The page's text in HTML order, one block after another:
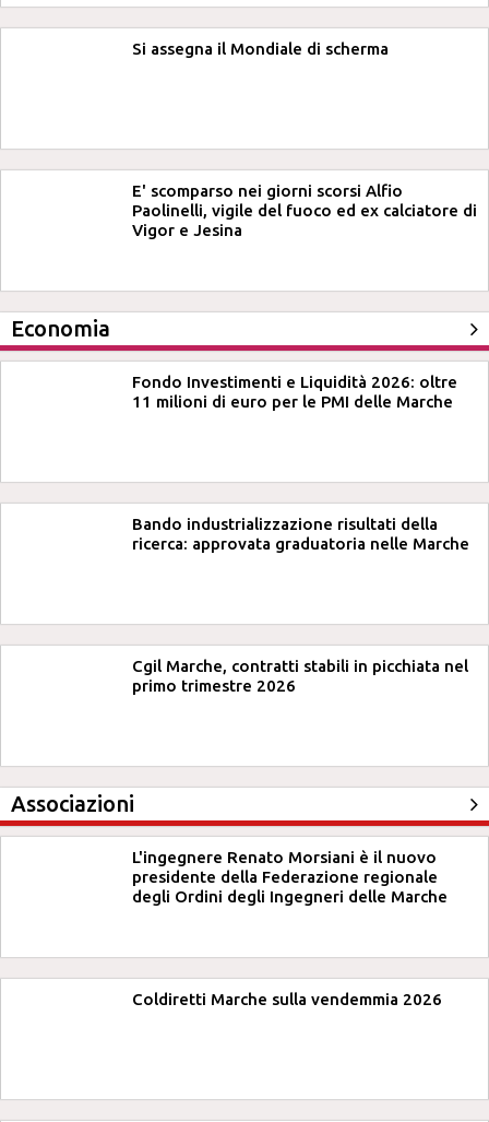
Si assegna il Mondiale di scherma
E' scomparso nei giorni scorsi Alfio
Paolinelli, vigile del fuoco ed ex calciatore di
Vigor e Jesina
Economia
Fondo Investimenti e Liquidità 2026: oltre
11 milioni di euro per le PMI delle Marche
Bando industrializzazione risultati della
ricerca: approvata graduatoria nelle Marche
Cgil Marche, contratti stabili in picchiata nel
primo trimestre 2026
Associazioni
L'ingegnere Renato Morsiani è il nuovo
presidente della Federazione regionale
degli Ordini degli Ingegneri delle Marche
Coldiretti Marche sulla vendemmia 2026